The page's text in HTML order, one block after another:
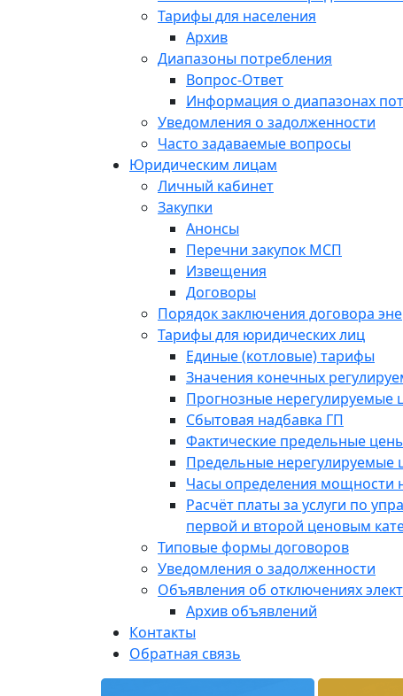
Тарифы для населения
Архив
Диапазоны потребления
Вопрос-Ответ
Информация о диапазонах
Уведомления о задолженности
Часто задаваемые вопросы
Юридическим лицам
Личный кабинет
Закупки
Анонсы
Перечни закупок МСП
Извещения
Договоры
Порядок заключения договора
Тарифы для юридических лиц
Единые (котловые) тарифы
Значения конечных
Прогнозные нерегулируемые
Сбытовая надбавка ГП
Фактические предельные
Предельные нерегулируемые
Часы определения мощности
Расчёт платы за услуги по
первой и второй ценовым
Типовые формы договоров
Уведомления о задолженности
Объявления об отключениях
Архив объявлений
Контакты
Обратная связь